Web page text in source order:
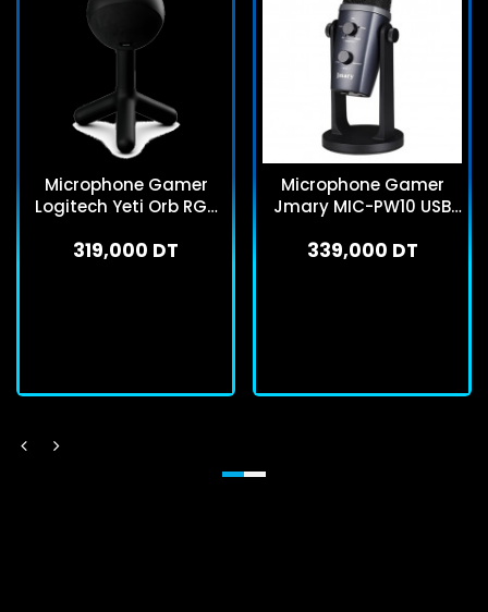
Microphone Gamer
Logitech Yeti Orb RGB
319,000 DT
Microphone Gamer
Jmary MIC-PW10 USB
339,000 DT